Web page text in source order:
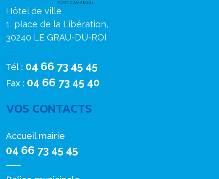
Hôtel de ville
1, place de la Libération,
30240 LE GRAU-DU-ROI
Tél : 04 66 73 45 45
Fax : 04 66 73 45 40
VOS CONTACTS
Accueil mairie
04 66 73 45 45